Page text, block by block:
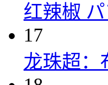
红辣椒
17
龙珠超：